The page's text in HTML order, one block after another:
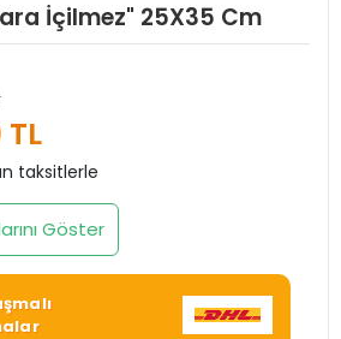
İçilmez" 25X35 Cm
taksitlerle
Göster